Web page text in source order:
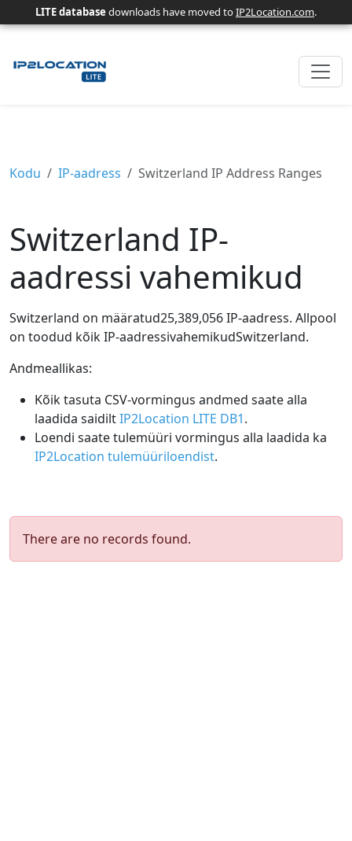
LITE database downloads have moved toIP2Location.com.
Kodu IP-aadress Switzerland IP Address Ranges
Switzerland IP-
aadressi vahemikud
Switzerland on määratud25,389,056 IP-aadress. Allpool
on toodud kõik IP-aadressivahemikudSwitzerland.
Andmeallikas:
Kõik tasuta CSV-vormingus andmed saate alla
laadida saidiltIP2Location LITE DB1.
Loendi saate tulemüüri vormingus alla laadida ka
IP2Location tulemüüriloendist.
There are no records found.